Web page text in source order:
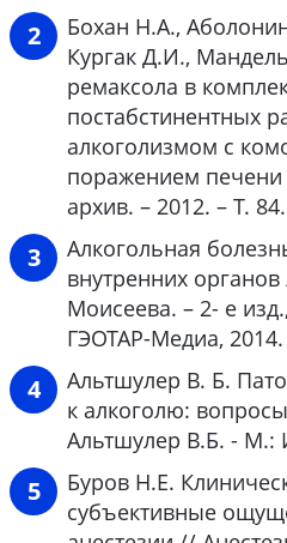
Бохан Н.А.,
Кургак Д.И.,
ремаксола в
постабстинентных
алкоголизмом с
поражением печени
архив. – 2012. – Т.
Алкогольная
внутренних
Моисеева. – 2- е
ГЭОТАР-Медиа, 2014.
Альтшулер В. Б.
к алкоголю:
Альтшулер В.Б. - М.:
Буров Н.Е.
субъективные